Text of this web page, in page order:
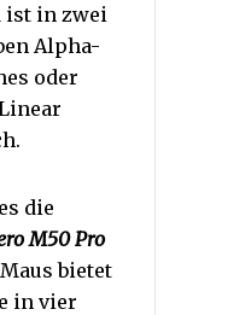
ist in zwei
Alpha-
oder
die
M50 Pro
bietet
in vier